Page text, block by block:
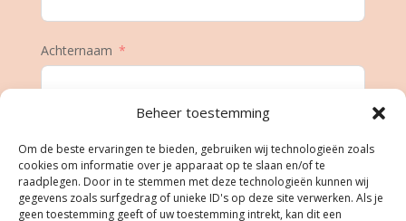
Beheer toestemming
Om de beste ervaringen te bieden, gebruiken wij technologieën zoals
cookies om informatie over je apparaat op te slaan en/of te
raadplegen. Door in te stemmen met deze technologieën kunnen wij
gegevens zoals surfgedrag of unieke ID's op deze site verwerken. Als je
geen toestemming geeft of uw toestemming intrekt, kan dit een
Achternaam
Geboortedatum